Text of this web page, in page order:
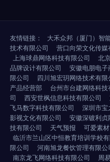
友情链接： 大禾众邦（厦门）智
技术有限公司
营口向荣文化传媒
上海球鼎网络科技有限公司
北
品牌设计有限公司
安徽电朋电子
限公司
四川旭宏玥网络技术有限
产品经营部
台州市台建网络科技
司
西安世枫信息科技有限公司
飞马数字科技有限公司
深圳市宝
影视文化有限公司
安徽深镀利贞
技有限公司
天气预报 可爱素材
临沂市兰山区中恒教育培训学校
限公司
河南旭龙餐饮管理有限公
南京龙飞网络科技有限公司
周